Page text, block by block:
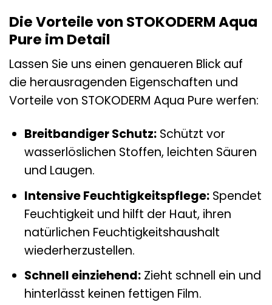
Die Vorteile von STOKODERM Aqua
Pure im Detail
Lassen Sie uns einen genaueren Blick auf
die herausragenden Eigenschaften und
Vorteile von STOKODERM Aqua Pure werfen:
Breitbandiger Schutz:Schützt vor
wasserlöslichen Stoffen, leichten Säuren
und Laugen.
Intensive Feuchtigkeitspflege:Spendet
Feuchtigkeit und hilft der Haut, ihren
natürlichen Feuchtigkeitshaushalt
wiederherzustellen.
Schnell einziehend:Zieht schnell ein und
hinterlässt keinen fettigen Film.